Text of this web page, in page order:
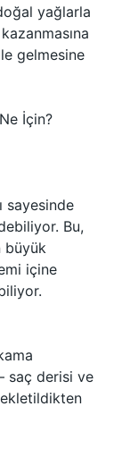
yağlarla
gelmesine
İçin?
sayesinde
Bu,
büyük
içine
saç derisi ve